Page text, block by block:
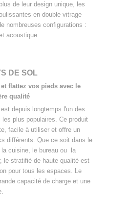
de leur design unique, les
en double vitrage
nombreuses configurations :
acoustique.
DE SOL
flattez vos pieds avec le
qualité
depuis longtemps l'un des
plus populaires. Ce produit
facile à utiliser et offre un
différents. Que ce soit dans le
cuisine, le bureau ou la
le stratifié de haute qualité est
pour tous les espaces. Le
capacité de charge et une